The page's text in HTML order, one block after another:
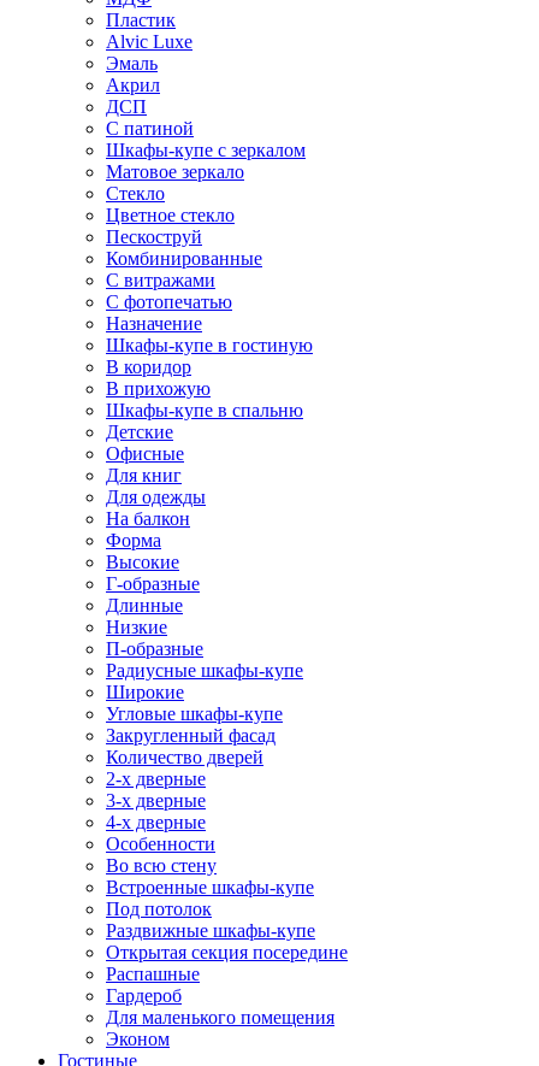
Пластик
Alvic Luxe
Эмаль
Акрил
ДСП
С патиной
Шкафы-купе с зеркалом
Матовое зеркало
Стекло
Цветное стекло
Пескоструй
Комбинированные
С витражами
С фотопечатью
Назначение
Шкафы-купе в гостиную
В коридор
В прихожую
Шкафы-купе в спальню
Детские
Офисные
Для книг
Для одежды
На балкон
Форма
Высокие
Г-образные
Длинные
Низкие
П-образные
Радиусные шкафы-купе
Широкие
Угловые шкафы-купе
Закругленный фасад
Количество дверей
2-х дверные
3-х дверные
4-х дверные
Особенности
Во всю стену
Встроенные шкафы-купе
Под потолок
Раздвижные шкафы-купе
Открытая секция посередине
Распашные
Гардероб
Для маленького помещения
Эконом
Гостиные